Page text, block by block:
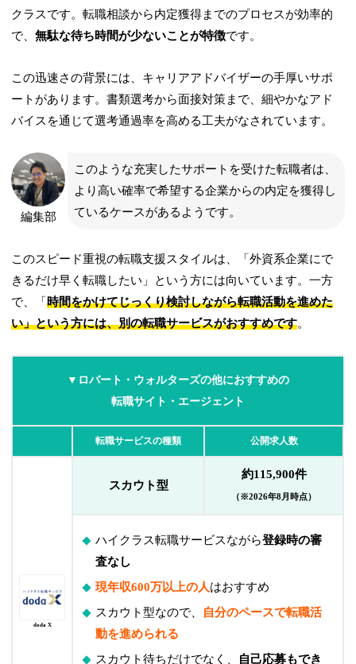
クラスです。転職相談から内定獲得までのプロセスが効率的
で、無駄な待ち時間が少ないことが特徴です。
この迅速さの背景には、キャリアアドバイザーの手厚いサポ
ートがあります。書類選考から面接対策まで、細やかなアド
バイスを通じて選考通過率を高める工夫がなされています。
編集部
このような充実したサポートを受けた転職者は、
より高い確率で希望する企業からの内定を獲得し
ているケースがあるようです。
このスピード重視の転職支援スタイルは、「外資系企業にで
きるだけ早く転職したい」という方には向いています。一方
で、「時間をかけてじっくり検討しながら転職活動を進めた
い」という方には、別の転職サービスがおすすめです。
▼ロバート・ウォルターズの他におすすめの
転職サイト・エージェント
転職サービスの種類 公開求人数
doda X
スカウト型
約115,900件
（※2026年8月時点）
ハイクラス転職サービスながら登録時の審
査なし
現年収600万以上の人はおすすめ
スカウト型なので、
自分のペースで転職活
動を進められる
スカウト待ちだけでなく、
自己応募もでき